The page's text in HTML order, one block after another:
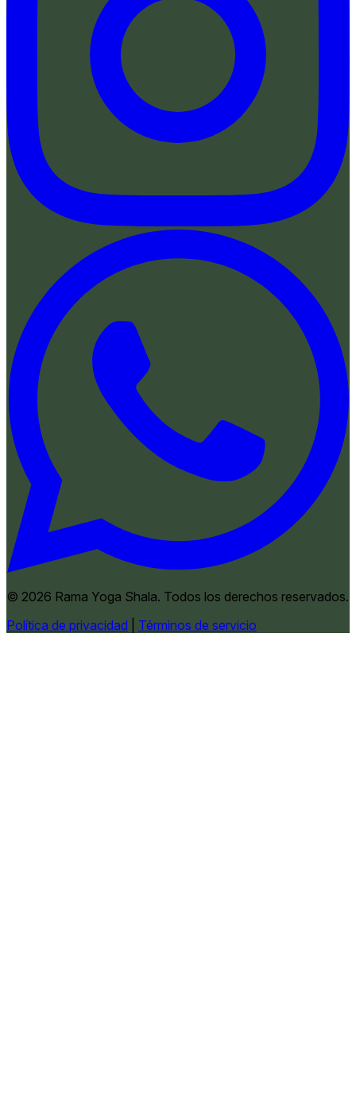
© 2026 Rama Yoga Shala. Todos los derechos reservados.
Política de privacidad
Términos de servicio